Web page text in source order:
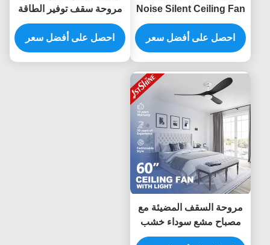
Noise Silent Ceiling Fan
With LED Light للمطعم
والمطعم
احصل على أفضل سعر
مروحة سقف توفير الطاقة
220V DC محرك نحاسي
احصل على أفضل سعر
مروحة السقف المضيئة مع
مصباح مشع سوداء خشب
صلب